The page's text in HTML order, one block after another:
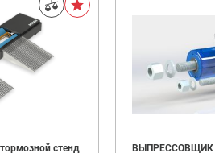
стенд
ВЫПРЕССОВЩИК